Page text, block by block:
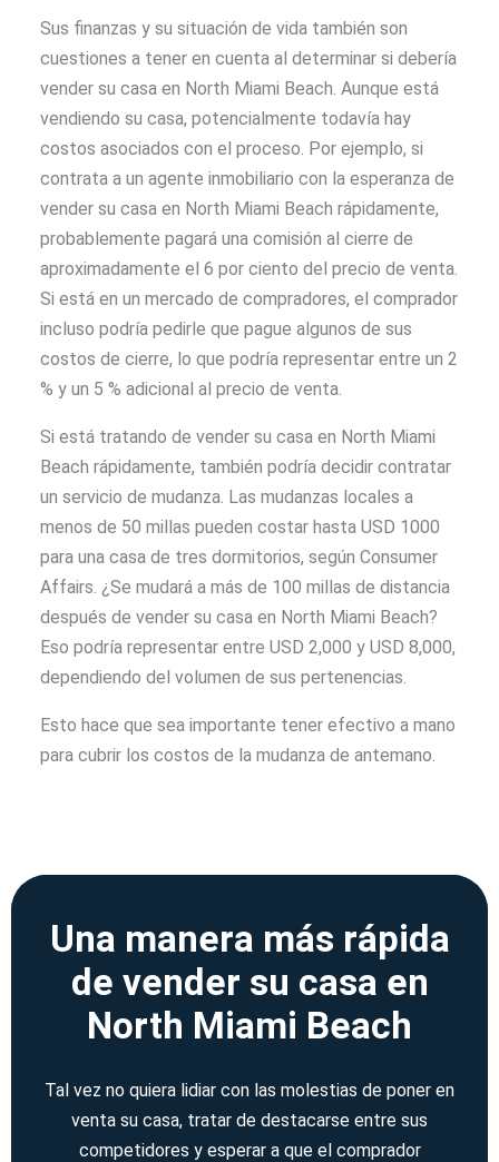
Sus finanzas y su situación de vida también son
cuestiones a tener en cuenta al determinar si debería
vender su casa en North Miami Beach. Aunque está
vendiendo su casa, potencialmente todavía hay
costos asociados con el proceso. Por ejemplo, si
contrata a un agente inmobiliario con la esperanza de
vender su casa en North Miami Beach rápidamente,
probablemente pagará una comisión al cierre de
aproximadamente el 6 por ciento del precio de venta.
Si está en un mercado de compradores, el comprador
incluso podría pedirle que pague algunos de sus
costos de cierre, lo que podría representar entre un 2
% y un 5 % adicional al precio de venta.
Si está tratando de vender su casa en North Miami
Beach rápidamente, también podría decidir contratar
un servicio de mudanza. Las mudanzas locales a
menos de 50 millas pueden costar hasta USD 1000
para una casa de tres dormitorios, según Consumer
Affairs. ¿Se mudará a más de 100 millas de distancia
después de vender su casa en North Miami Beach?
Eso podría representar entre USD 2,000 y USD 8,000,
dependiendo del volumen de sus pertenencias.
Esto hace que sea importante tener efectivo a mano
para cubrir los costos de la mudanza de antemano.
Una manera más rápida
de vender su casa en
North Miami Beach
Tal vez no quiera lidiar con las molestias de poner en
venta su casa, tratar de destacarse entre sus
competidores y esperar a que el comprador